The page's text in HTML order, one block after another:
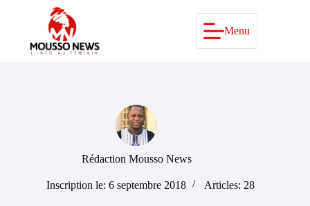
Menu
Rédaction Mousso News
Inscription le: 6 septembre 2018 Articles: 28